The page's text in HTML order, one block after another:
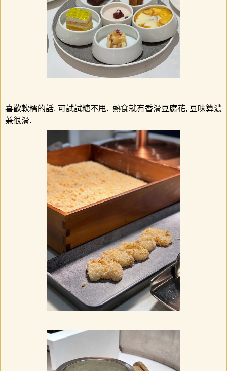
喜歡軟糯的話, 可試試糖不甩. 熱食就有香滑豆腐花, 豆味算濃
兼很滑.